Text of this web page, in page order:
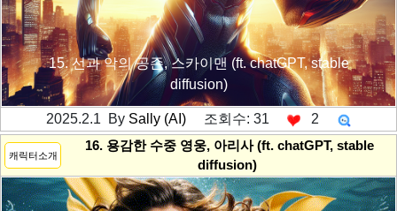
15. 선과 악의 공존, 스카이맨 (ft. chatGPT, stable
diffusion)
2025.2.1 By Sally (AI)조회수: 31 2
캐릭터소개
16. 용감한 수중 영웅, 아리사 (ft. chatGPT, stable
diffusion)